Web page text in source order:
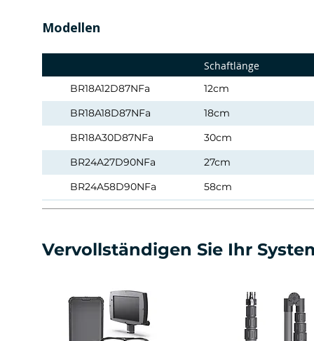
Modellen
Schaftlänge
BR18A12D87NFa
12cm
BR18A18D87NFa
18cm
BR18A30D87NFa
30cm
BR24A27D90NFa
27cm
BR24A58D90NFa
58cm
BR24A35S60NFa
35cm
Vervollständigen Sie Ihr